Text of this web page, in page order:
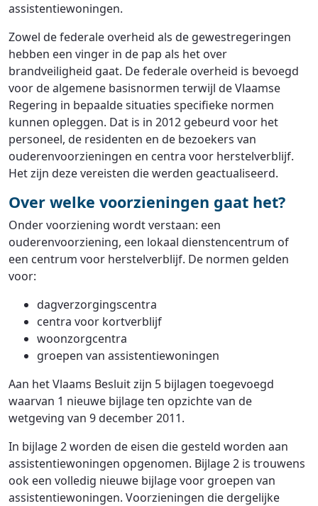
assistentiewoningen.
Zowel de federale overheid als de gewestregeringen
hebben een vinger in de pap als het over
brandveiligheid gaat. De federale overheid is bevoegd
voor de algemene basisnormen terwijl de Vlaamse
Regering in bepaalde situaties specifieke normen
kunnen opleggen. Dat is in 2012 gebeurd voor het
personeel, de residenten en de bezoekers van
ouderenvoorzieningen en centra voor herstelverblijf.
Het zijn deze vereisten die werden geactualiseerd.
Over welke voorzieningen gaat het?
Onder voorziening wordt verstaan: een
ouderenvoorziening, een lokaal dienstencentrum of
een centrum voor herstelverblijf. De normen gelden
voor:
dagverzorgingscentra
centra voor kortverblijf
woonzorgcentra
groepen van assistentiewoningen
Aan het Vlaams Besluit zijn 5 bijlagen toegevoegd
waarvan 1 nieuwe bijlage ten opzichte van de
wetgeving van 9 december 2011.
In bijlage 2 worden de eisen die gesteld worden aan
assistentiewoningen opgenomen. Bijlage 2 is trouwens
ook een volledig nieuwe bijlage voor groepen van
assistentiewoningen. Voorzieningen die dergelijke